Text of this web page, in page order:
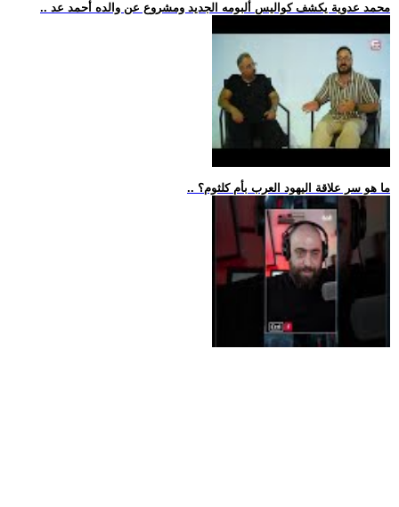
.. محمد عدوية يكشف كواليس ألبومه الجديد ومشروع عن والده أحمد عد
.. ما هو سر علاقة اليهود العرب بأم كلثوم؟